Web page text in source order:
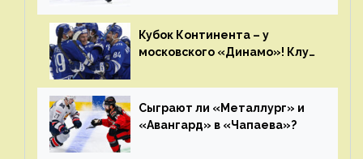
Главные интриги последнего
дня «регулярки” КХЛ
Кубок Континента – у
московского «Динамо»! Клуб
сезон
Сыграют ли «Металлург» и
«Авангард» в «Чапаева»?